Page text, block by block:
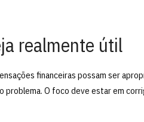
realmente útil
financeiras possam ser
problema. O foco deve estar em